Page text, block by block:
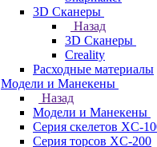
3D Сканеры
Назад
3D Сканеры
Creality
Расходные материалы
Модели и Манекены
Назад
Модели и Манекены
Серия скелетов XC-
Серия торсов XC-200